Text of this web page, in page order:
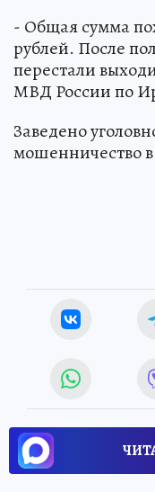
- Общая сумма
рублей. После
перестали
МВД России по
Заведено
мошенничество